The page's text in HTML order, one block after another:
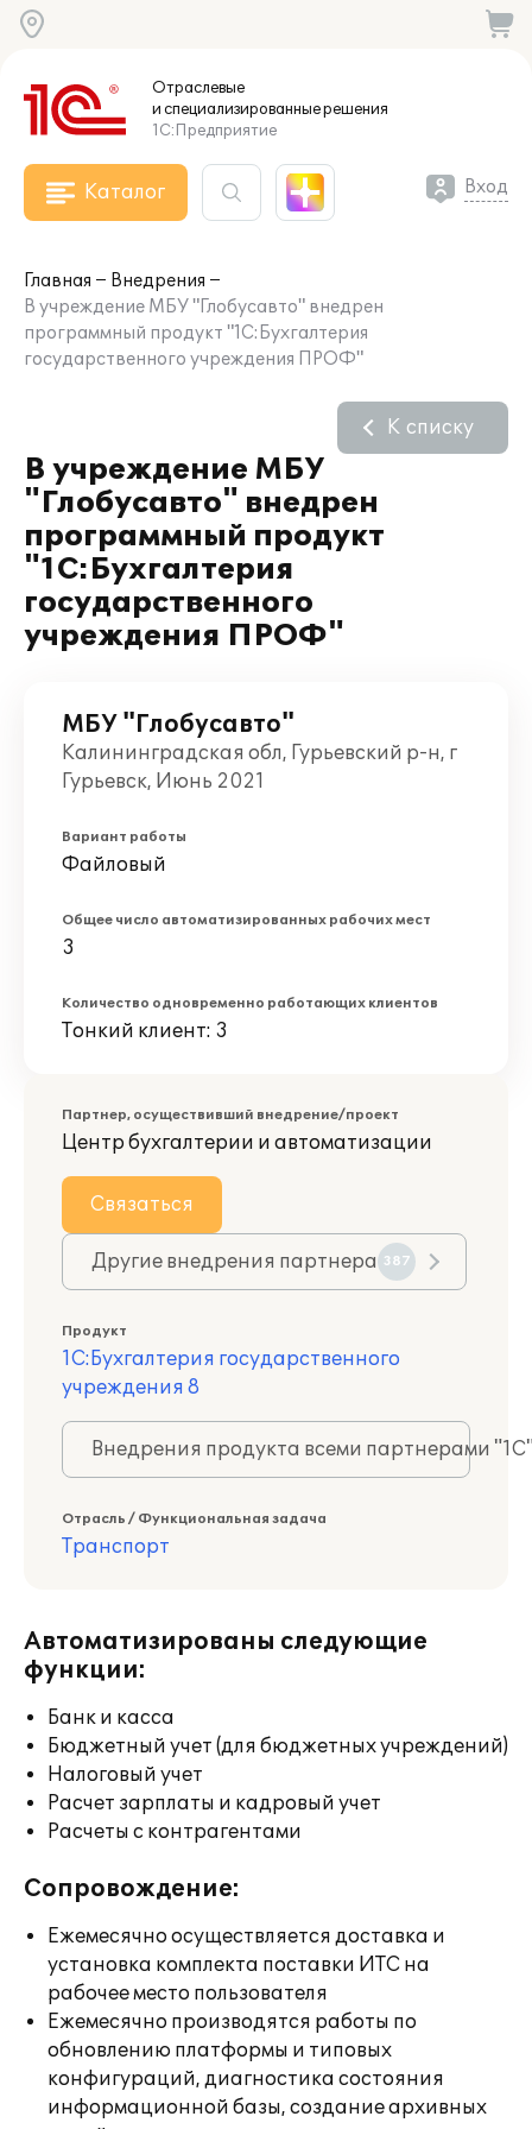
Отраслевые
и специализированныерешения
1С:Предприятие
Каталог Вход
Главная
Внедрения
В учреждение МБУ "Глобусавто" внедрен
программный продукт "1С:Бухгалтерия
государственного учреждения ПРОФ"
В учреждение МБУ
"Глобусавто" внедрен
программный продукт
"1С:Бухгалтерия
государственного
учреждения ПРОФ"
К списку
МБУ "Глобусавто"
Калининградская обл, Гурьевский р-н, г
Гурьевск, Июнь 2021
Вариант работы
Файловый
Общее число автоматизированных рабочих мест
3
Количество одновременно работающих клиентов
Тонкий клиент: 3
Партнер, осуществивший внедрение/проект
Центр бухгалтерии и автоматизации
Связаться
Другие внедрения партнера 387
Продукт
1С:Бухгалтерия государственного
учреждения 8
Внедрения продукта всеми партнерами
Отрасль / Функциональная задача
Транспорт
Автоматизированы следующие
функции:
Банк и касса
Бюджетный учет (для бюджетных учреждений)
Налоговый учет
Расчет зарплаты и кадровый учет
Расчеты с контрагентами
Сопровождение:
Ежемесячно осуществляется доставка и
установка комплекта поставки ИТС на
рабочее место пользователя
Ежемесячно производятся работы по
обновлению платформы и типовых
конфигураций, диагностика состояния
информационной базы, создание архивных